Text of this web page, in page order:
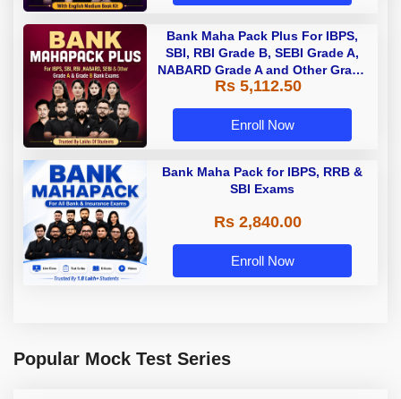
Bank Maha Pack Plus For IBPS,
SBI, RBI Grade B, SEBI Grade A,
NABARD Grade A and Other Grade
A & Grade B Bank Exams
Rs 5,112.50
Enroll Now
Bank Maha Pack for IBPS, RRB &
SBI Exams
Rs 2,840.00
Enroll Now
Popular Mock Test Series